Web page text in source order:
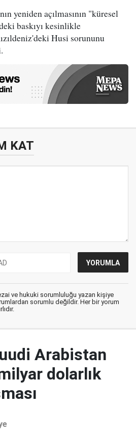
yeniden açılmasının "küresel
baskıyı kesinlikle
Husi sorununu
KAT
ve hukuki sorumluluğu yazan kişiye
sorumlu değildir. Her bir yorum
Arabistan
dolarlık